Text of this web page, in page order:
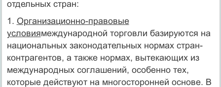
отдельных стран:
1. Организационно-правовые
условиямеждународной торговли базируются на
национальных законодательных нор­мах стран-
контрагентов, а также нормах, вытекающих из
международ­ных соглашений, особенно тех,
которые действуют на многосторонней основе. В